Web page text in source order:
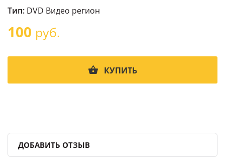
Тип: DVD Видео регион
100 руб.
КУПИТЬ
ДОБАВИТЬ ОТЗЫВ